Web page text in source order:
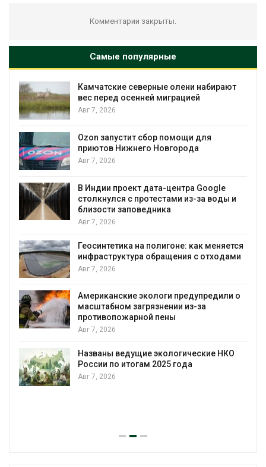
Комментарии закрыты.
Самые популярные
Камчатские северные олени набирают
вес перед осенней миграцией
Авг 7, 2026
Ozon запустит сбор помощи для
приютов Нижнего Новгорода
Авг 7, 2026
В Индии проект дата-центра Google
столкнулся с протестами из-за воды и
близости заповедника
Авг 7, 2026
Геосинтетика на полигоне: как меняется
инфраструктура обращения с отходами
Авг 7, 2026
Американские экологи предупредили о
масштабном загрязнении из-за
противопожарной пены
Авг 7, 2026
Названы ведущие экологические НКО
России по итогам 2025 года
Авг 7, 2026